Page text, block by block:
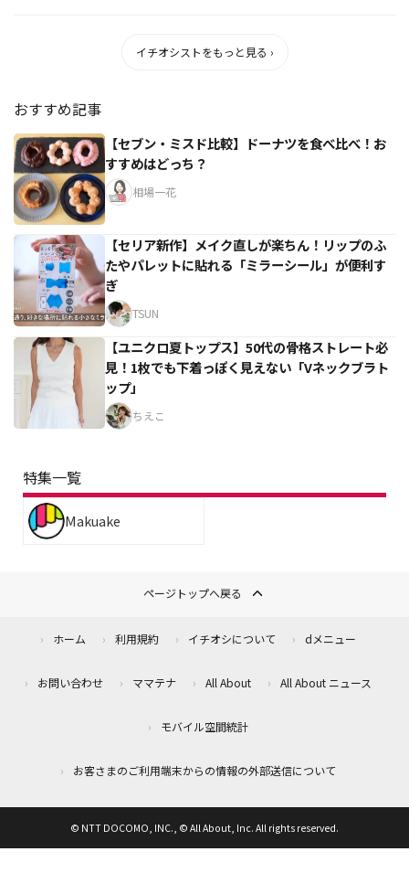
イチオシストをもっと見る ›
おすすめ記事
【セブン・ミスド比較】ドーナツを食べ比べ！お
すすめはどっち？
相場一花
【セリア新作】メイク直しが楽ちん！リップのふ
たやパレットに貼れる「ミラーシール」が便利す
ぎ
TSUN
【ユニクロ夏トップス】50代の骨格ストレート必
見！1枚でも下着っぽく見えない「Vネックブラト
ップ」
ちえこ
特集一覧
Makuake
ページトップへ戻る
ホーム 利用規約 イチオシについて dメニュー
お問い合わせ ママテナ All About All About ニュース
モバイル空間統計
お客さまのご利用端末からの情報の外部送信について
© NTT DOCOMO, INC., © All About, Inc. All rights reserved.